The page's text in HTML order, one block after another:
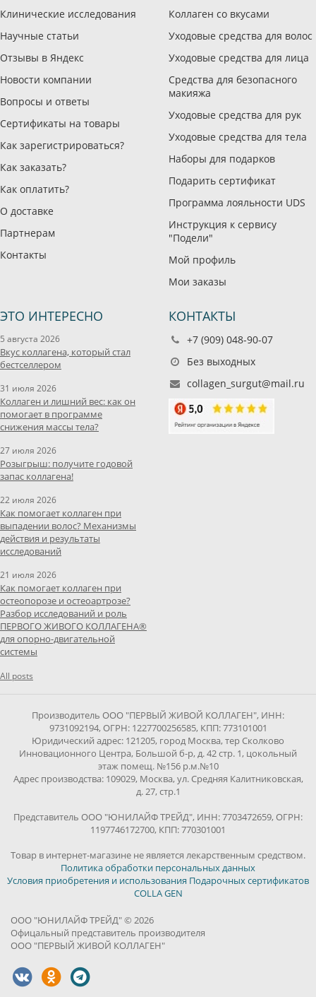
Клинические исследования
Научные статьи
Отзывы в Яндекс
Новости компании
Вопросы и ответы
Сертификаты на товары
Как зарегистрироваться?
Как заказать?
Как оплатить?
О доставке
Партнерам
Контакты
Коллаген со вкусами
Уходовые средства для волос
Уходовые средства для лица
Средства для безопасного
макияжа
Уходовые средства для рук
Уходовые средства для тела
Наборы для подарков
Подарить сертификат
Программа лояльности UDS
Инструкция к сервису
"Подели"
Мой профиль
Мои заказы
ЭТО ИНТЕРЕСНО
5 августа 2026
Вкус коллагена, который стал
бестселлером
31 июля 2026
Коллаген и лишний вес: как он
помогает в программе
снижения массы тела?
27 июля 2026
Розыгрыш: получите годовой
запас коллагена!
22 июля 2026
Как помогает коллаген при
выпадении волос? Механизмы
действия и результаты
исследований
21 июля 2026
Как помогает коллаген при
остеопорозе и остеоартрозе?
Разбор исследований и роль
ПЕРВОГО ЖИВОГО КОЛЛАГЕНА®
для опорно-двигательной
системы
All posts
КОНТАКТЫ
+7 (909) 048-90-07
Без выходных
collagen_surgut@mail.ru
Производитель ООО "ПЕРВЫЙ ЖИВОЙ КОЛЛАГЕН", ИНН:
9731092194, ОГРН: 1227700256585, КПП: 773101001
Юридический адрес: 121205, город Москва, тер Сколково
Инновационного Центра, Большой б-р, д. 42 стр. 1, цокольный
этаж помещ. №156 р.м.№10
Адрес производства: 109029, Москва, ул. Средняя Калитниковская,
д. 27, стр.1
Представитель ООО "ЮНИЛАЙФ ТРЕЙД", ИНН: 7703472659, ОГРН:
1197746172700, КПП: 770301001
Товар в интернет-магазине не является лекарственным средством.
Политика обработки персональных данных
Условия приобретения и использования Подарочных сертификатов
COLLA GEN
ООО "ЮНИЛАЙФ ТРЕЙД" © 2026
Офицальный представитель производителя
ООО "ПЕРВЫЙ ЖИВОЙ КОЛЛАГЕН"